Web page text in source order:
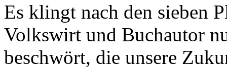
Es klingt nach den sieben
Volkswirt und Buchautor
beschwört, die unsere